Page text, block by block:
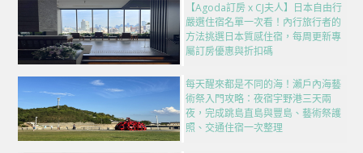
【Agoda訂房 x CJ夫人】日本自由行
嚴選住宿名單一次看！內行旅行者的
方法挑選日本質感住宿，每周更新專
屬訂房優惠與折扣碼
每天醒來都是不同的海！瀨戶內海藝
術祭入門攻略：夜宿宇野港三天兩
夜，完成跳島直島與豐島、藝術祭護
照、交通住宿一次整理